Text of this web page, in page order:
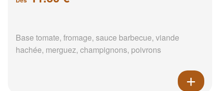
Base tomate, fromage, sauce barbecue, viande
hachée, merguez, champignons, poivrons